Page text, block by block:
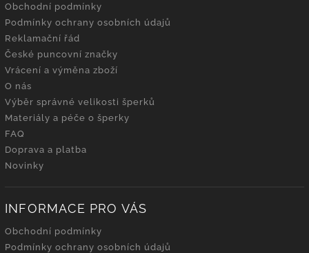
Obchodní podmínky
Podmínky ochrany osobních údajů
Reklamační řád
České puncovní značky
Vrácení a výměna zboží
O nás
Výběr správné velikosti šperků
Materiály a péče o šperky
FAQ
Doprava a platba
Novinky
INFORMACE PRO VÁS
Obchodní podmínky
Podmínky ochrany osobních údajů